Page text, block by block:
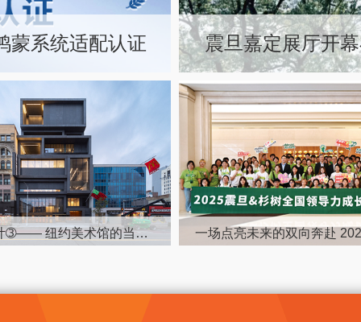
蒙系统适配认证 震旦嘉定展厅开
博物馆设计➂—— 纽约美术馆的当代进化